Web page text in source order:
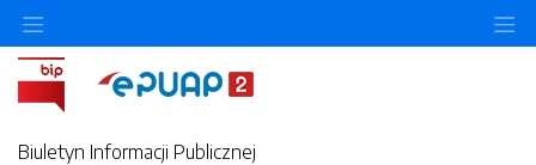
Biuletyn Informacji Publicznej